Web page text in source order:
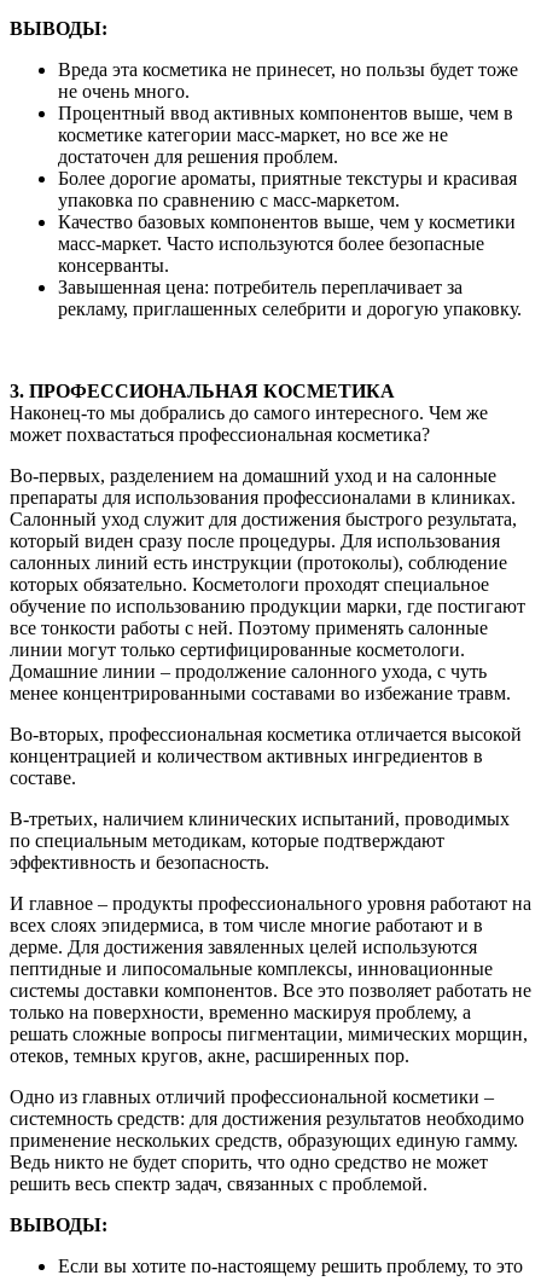
ВЫВОДЫ:
Вреда эта косметика не принесет, но пользы будет тоже
не очень много.
Процентный ввод активных компонентов выше, чем в
косметике категории масс-маркет, но все же не
достаточен для решения проблем.
Более дорогие ароматы, приятные текстуры и красивая
упаковка по сравнению с масс-маркетом.
Качество базовых компонентов выше, чем у косметики
масс-маркет. Часто используются более безопасные
консерванты.
Завышенная цена: потребитель переплачивает за
рекламу, приглашенных селебрити и дорогую упаковку.
3. ПРОФЕССИОНАЛЬНАЯ КОСМЕТИКА
Наконец-то мы добрались до самого интересного. Чем же
может похвастаться профессиональная косметика?
Во-первых, разделением на домашний уход и на салонные
препараты для использования профессионалами в клиниках.
Салонный уход служит для достижения быстрого результата,
который виден сразу после процедуры. Для использования
салонных линий есть инструкции (протоколы), соблюдение
которых обязательно. Косметологи проходят специальное
обучение по использованию продукции марки, где постигают
все тонкости работы с ней. Поэтому применять салонные
линии могут только сертифицированные косметологи.
Домашние линии – продолжение салонного ухода, с чуть
менее концентрированными составами во избежание травм.
Во-вторых, профессиональная косметика отличается высокой
концентрацией и количеством активных ингредиентов в
составе.
В-третьих, наличием клинических испытаний, проводимых
по специальным методикам, которые подтверждают
эффективность и безопасность.
И главное – продукты профессионального уровня работают на
всех слоях эпидермиса, в том числе многие работают и в
дерме. Для достижения завяленных целей используются
пептидные и липосомальные комплексы, инновационные
системы доставки компонентов. Все это позволяет работать не
только на поверхности, временно маскируя проблему, а
решать сложные вопросы пигментации, мимических морщин,
отеков, темных кругов, акне, расширенных пор.
Одно из главных отличий профессиональной косметики –
системность средств: для достижения результатов необходимо
применение нескольких средств, образующих единую гамму.
Ведь никто не будет спорить, что одно средство не может
решить весь спектр задач, связанных с проблемой.
ВЫВОДЫ:
Если вы хотите по-настоящему решить проблему, то это